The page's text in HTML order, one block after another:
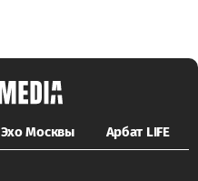
Эхо Москвы Арбат LIFE